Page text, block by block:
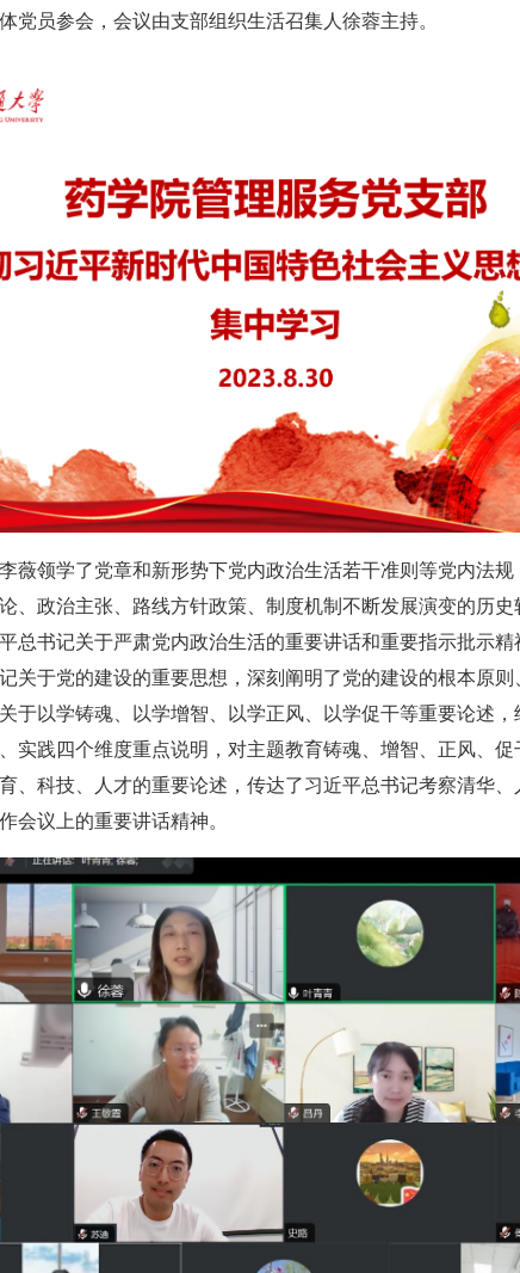
党员参会，会议由支部组织生活召集人徐蓉主持。
薇领学了党章和新形势下党内政治生活若干准则等党内法
、政治主张、路线方针政策、制度机制不断发展演变的历
总书记关于严肃党内政治生活的重要讲话和重要指示批示
关于党的建设的重要思想，深刻阐明了党的建设的根本原
于以学铸魂、以学增智、以学正风、以学促干等重要论述
实践四个维度重点说明，对主题教育铸魂、增智、正风、
、科技、人才的重要论述，传达了习近平总书记考察清华
会议上的重要讲话精神。